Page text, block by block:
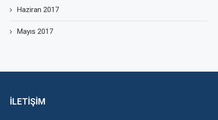
Haziran 2017
Mayıs 2017
İLETİŞİM